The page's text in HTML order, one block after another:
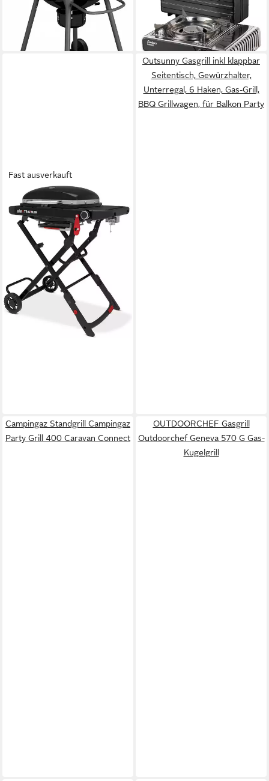
Integriertes Thermometer
299,99 €
14,90 €
mtl. in 24 Raten
lieferbar - in 3-4 Werktagen bei dir
Fast ausverkauft
WEBER
Camping-Gasgrill Traveler
Compact
379,00 €
UVP399,00 €
18,82 € mtl. in 24 Raten
lieferbar - in 2-3 Werktagen bei dir
Outsunny Gasgrill inkl klappbar
Seitentisch, Gewürzhalter,
Unterregal, 6 Haken, Gas-Grill,
BBQ Grillwagen, für Balkon Party
Campingaz Standgrill Campingaz
Party Grill 400 Caravan Connect
OUTDOORCHEF Gasgrill
Outdoorchef Geneva 570 G Gas-
Kugelgrill